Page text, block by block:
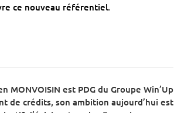
ce nouveau référentiel.
MONVOISIN est PDG du Groupe Win’Up
de crédits, son ambition aujourd’hui est